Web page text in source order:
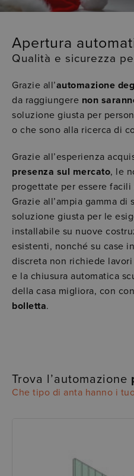
Apertura
Qualità e sicurezza
Grazie all’automazione
da raggiungere non
soluzione giusta per
o che sono alla ricerca di
Grazie all’esperienza
presenza sul mercato, le
progettate per essere
Grazie all’ampia gamma
soluzione giusta per le
installabile su nuove
esistenti, nonché su case
discreta non richiede
e la chiusura automatica
della casa migliora, con
bolletta.
Trova l’automazione
Che tipo di anta hanno i